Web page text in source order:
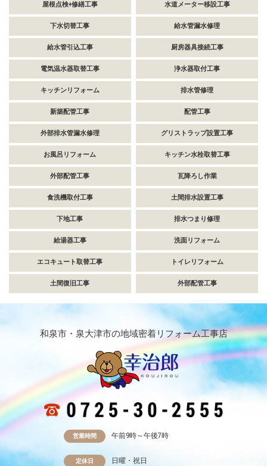
屋根点検+修繕工事 水道メーター移設工事
下水切替工事 給水管漏水修理
給水管引込工事 厨房器具接続工事
電気温水器取替工事 浄水器取付工事
キッチンリフォーム 排水管修理
新築配管工事 配管工事
外部排水管漏水修理 グリストラップ設置工事
お風呂リフォーム キッチン水栓取替工事
外部配管工事 瓦降ろし作業
食洗機取付工事 土間排水設置工事
下地工事 排水つまり修理
給湯器工事 洗面リフォーム
エコキュート取替工事 トイレリフォーム
土間復旧工事 外部配管工事
和泉市・泉大津市の地域密着リフォーム工事店
営業時間 午前9時～午後7時
定休日 日曜・祝日